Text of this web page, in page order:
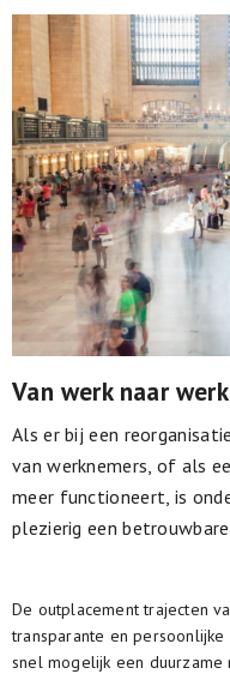
Van werk naar
Als er bij een
van werknemers, of als
meer functioneert, is
plezierig een
De outplacement trajecten
transparante en
snel mogelijk een duurzame